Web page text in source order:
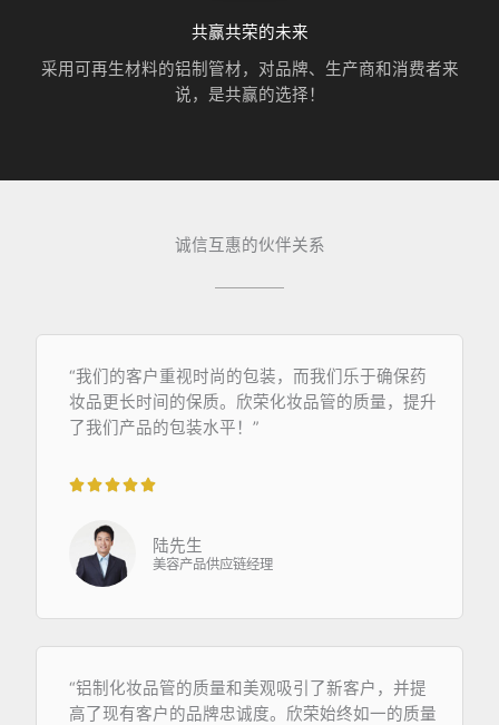
共赢共荣的未来
采用可再生材料的铝制管材，对品牌、生产商和消费者来
说，是共赢的选择！
诚信互惠的伙伴关系
“我们的客户重视时尚的包装，而我们乐于确保药
妆品更长时间的保质。欣荣化妆品管的质量，提升
了我们产品的包装水平！”

5
陆先生
美容产品供应链经理
“铝制化妆品管的质量和美观吸引了新客户，并提
高了现有客户的品牌忠诚度。欣荣始终如一的质量